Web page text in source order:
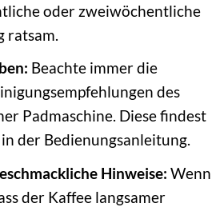
oder zweiwöchentliche
ratsam.
Beachte immer die
des
Padmaschine. Diese findest
der Bedienungsanleitung.
Hinweise: Wenn
der Kaffee langsamer